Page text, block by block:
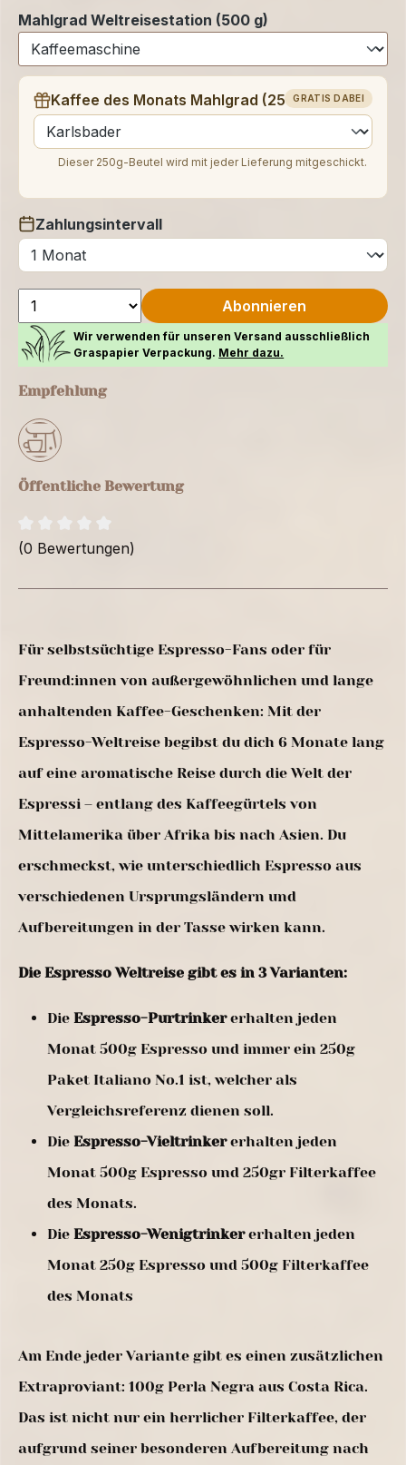
Mahlgrad Weltreisestation (500 g)
GRATIS DABEI
Kaffee des Monats Mahlgrad (250 g)
auswählen
Dieser 250g-Beutel wird mit jeder Lieferung mitgeschickt.
Zahlungsintervall
auswählen
Abonnieren
Wir verwenden für unseren Versand ausschließlich
Graspapier Verpackung. Mehr dazu.
Empfehlung
Öffentliche Bewertung
(0 Bewertungen)
Für selbstsüchtige Espresso-Fans oder für
Freund:innen von außergewöhnlichen und lange
anhaltenden Kaffee-Geschenken: Mit der
Espresso-Weltreise begibst du dich 6 Monate lang
auf eine aromatische Reise durch die Welt der
Espressi – entlang des Kaffeegürtels von
Mittelamerika über Afrika bis nach Asien. Du
erschmeckst, wie unterschiedlich Espresso aus
verschiedenen Ursprungsländern und
Aufbereitungen in der Tasse wirken kann.
Die Espresso Weltreise gibt es in 3 Varianten:
Die Espresso-Purtrinkererhalten jeden
Monat 500g Espresso und immer ein 250g
Paket Italiano No.1 ist, welcher als
Vergleichsreferenz dienen soll.
Die Espresso-Vieltrinkererhalten jeden
Monat 500g Espresso und 250gr Filterkaffee
des Monats.
Die Espresso-Wenigtrinkererhalten jeden
Monat 250g Espresso und 500g Filterkaffee
des Monats
Am Ende jeder Variante gibt es einen zusätzlichen
Extraproviant: 100g Perla Negra aus Costa Rica.
Das ist nicht nur ein herrlicher Filterkaffee, der
aufgrund seiner besonderen Aufbereitung nach